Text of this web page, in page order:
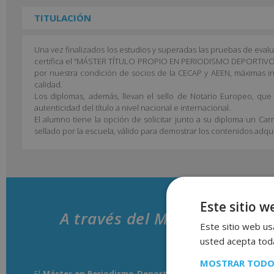
TITULACIÓN
Una vez finalizados los estudios y superadas las pruebas de
certifica el “MÁSTER TÍTULO PROPIO EN PERIODISMO
por nuestra condición de socios de la CECAP y AEEN,
calidad.
Los diplomas, además, llevan el sello de Notario Europeo,
autenticidad del título a nivel nacional e internacional.
El alumno tiene la opción de solicitar junto a su diploma un
sellado por la escuela, válido para demostrar los contenidos
A través del Máster en
Este sitio
Este sitio web
usted acepta
MOSTRAR